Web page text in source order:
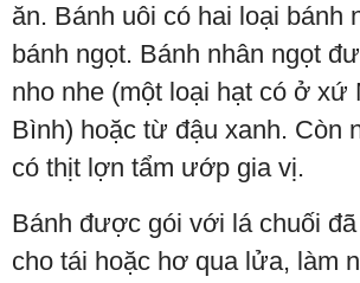
ăn. Bánh uôi có hai loại bánh
bánh ngọt. Bánh nhân ngọt
nho nhe (một loại hạt có ở xứ
Bình) hoặc từ đậu xanh. Còn
có thịt lợn tẩm ướp gia vị.
Bánh được gói với lá chuối
cho tái hoặc hơ qua lửa, làm